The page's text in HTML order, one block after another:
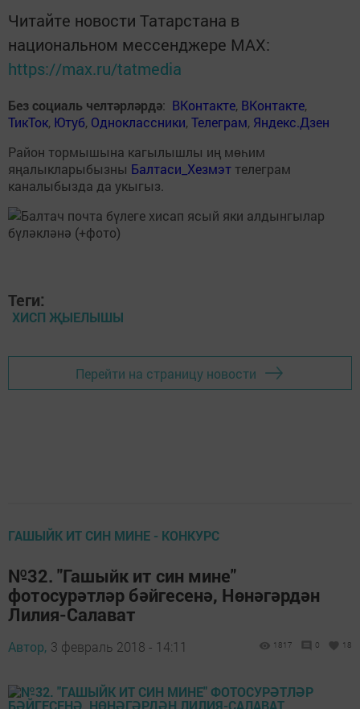
Читайте новости Татарстана в
национальном мессенджере MАХ:
https://max.ru/tatmedia
Без социаль челтәрләрдә: ВКонтакте, ВКонтакте,
ТикТок, Ютуб, Одноклассники,Телеграм, Яндекс.Дзен
Район тормышына кагылышлы иң мөһим
яңалыкларыбызны Балтаси_Хезмэт телеграм
каналыбызда да укыгыз.
Теги:
ХИСП ҖЫЕЛЫШЫ
Перейти на страницу новости
ГАШЫЙК ИТ СИН МИНЕ - КОНКУРС
№32. "Гашыйк ит син мине"
фотосурәтләр бәйгесенә, Нөнәгәрдән
Лилия-Салават
Автор, 3 февраль 2018 - 14:11 1817 0 18